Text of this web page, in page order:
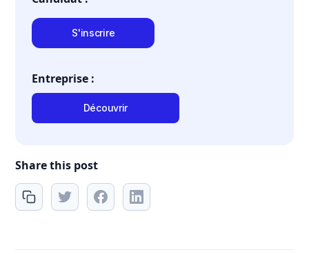
S'inscrire
Entreprise :
Découvrir
Share this post